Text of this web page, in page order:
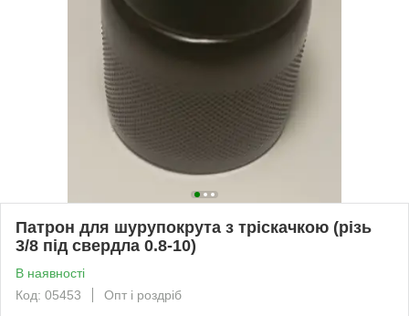
Патрон для шурупокрута з тріскачкою (різь
3/8 під свердла 0.8-10)
В наявності
Код: 05453
Опт і роздріб